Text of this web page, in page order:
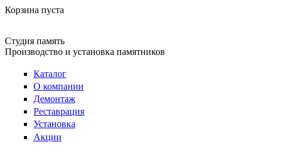
Корзина пуста
Студия память
Производство и установка памятников
Каталог
О компании
Демонтаж
Реставрация
Установка
Акции